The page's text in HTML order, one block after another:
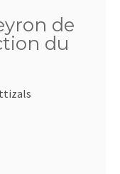
de
du